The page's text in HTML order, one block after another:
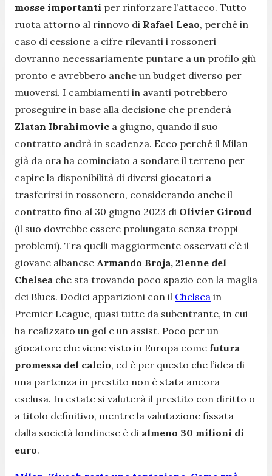
mosse importanti per rinforzare l’attacco. Tutto
ruota attorno al rinnovo di Rafael Leao, perché in
caso di cessione a cifre rilevanti i rossoneri
dovranno necessariamente puntare a un profilo giù
pronto e avrebbero anche un budget diverso per
muoversi. I cambiamenti in avanti potrebbero
proseguire in base alla decisione che prenderà
Zlatan Ibrahimovic a giugno, quando il suo
contratto andrà in scadenza. Ecco perché il Milan
già da ora ha cominciato a sondare il terreno per
capire la disponibilità di diversi giocatori a
trasferirsi in rossonero, considerando anche il
contratto fino al 30 giugno 2023 di Olivier Giroud
(il suo dovrebbe essere prolungato senza troppi
problemi). Tra quelli maggiormente osservati c’è il
giovane albanese Armando Broja, 21enne del
Chelsea che sta trovando poco spazio con la maglia
dei Blues. Dodici apparizioni con il Chelsea in
Premier League, quasi tutte da subentrante, in cui
ha realizzato un gol e un assist. Poco per un
giocatore che viene visto in Europa come futura
promessa del calcio, ed è per questo che l’idea di
una partenza in prestito non è stata ancora
esclusa. In estate si valuterà il prestito con diritto o
a titolo definitivo, mentre la valutazione fissata
dalla società londinese è di almeno 30 milioni di
euro.